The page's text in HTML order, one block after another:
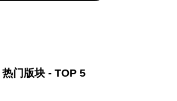
热门版块 - TOP 5